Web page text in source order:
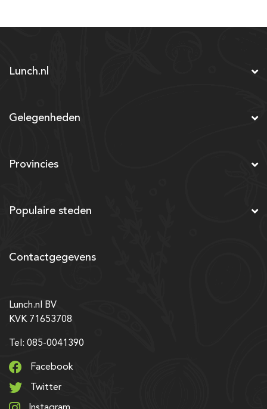
Lunch.nl
Gelegenheden
Provincies
Populaire steden
Contactgegevens
Lunch.nl BV
KVK 71653708
Tel: 085-0041390
Facebook
Twitter